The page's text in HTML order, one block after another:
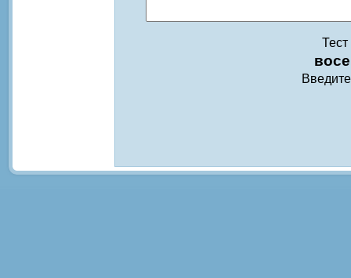
Тест